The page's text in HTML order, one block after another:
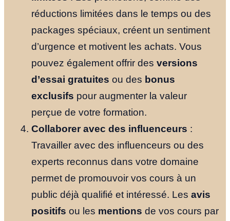
réductions limitées dans le temps ou des
packages spéciaux, créent un sentiment
d’urgence et motivent les achats. Vous
pouvez également offrir desversions
d’essai gratuites ou des bonus
exclusifs pour augmenter la valeur
perçue de votre formation.
Collaborer avec des influenceurs :
Travailler avec des influenceurs ou des
experts reconnus dans votre domaine
permet de promouvoir vos cours à un
public déjà qualifié et intéressé. Lesavis
positifs ou les mentions de vos cours par